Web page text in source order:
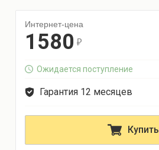
Интернет-цена
1580 r
Ожидается поступление
Гарантия 12 месяцев
Купить